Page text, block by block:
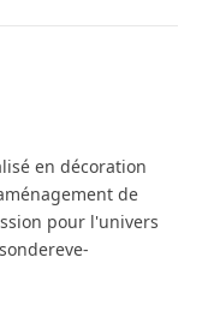
en décoration
de
pour l'univers